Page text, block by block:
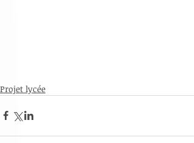
Projet lycée